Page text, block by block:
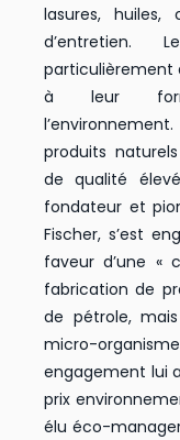
lasures,
d’entretien.
particulièrement
à leur
produits
de qualité
fondateur et
Fischer, s’est
faveur d’une «
fabrication de
de pétrole,
micro-
engagement lui
prix
élu éco-